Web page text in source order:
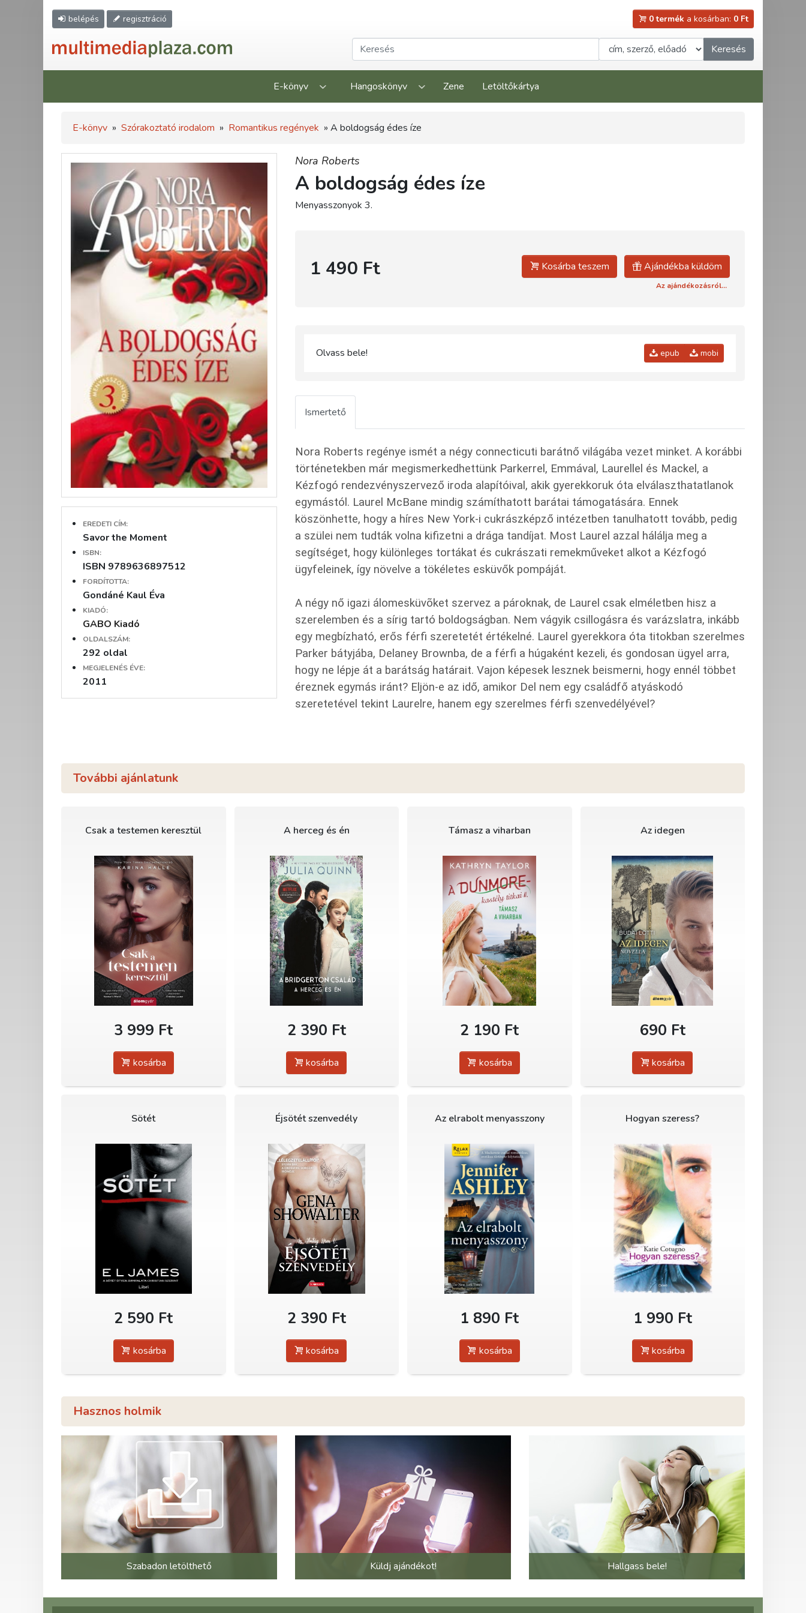
belépés regisztráció 0 termék a kosárban: 0 Ft
Keresés
E-könyv Hangoskönyv Zene Letöltőkártya
E-könyv » Szórakoztató irodalom » Romantikus regények » A boldogság édes íze
EREDETI CÍM:
Savor the Moment
ISBN:
ISBN 9789636897512
FORDÍTOTTA:
Gondáné Kaul Éva
KIADÓ:
GABO Kiadó
OLDALSZÁM:
292 oldal
MEGJELENÉS ÉVE:
2011
Nora Roberts
A boldogság édes íze
Menyasszonyok 3.
1 490 Ft Kosárba teszem Ajándékba küldöm
Az ajándékozásról...
Olvass bele! epub mobi
Ismertető
Nora Roberts regénye ismét a négy connecticuti barátnő világába vezet minket. A korábbi
történetekben már megismerkedhettünk Parkerrel, Emmával, Laurellel és Mackel, a
Kézfogó rendezvényszervező iroda alapítóival, akik gyerekkoruk óta elválaszthatatlanok
egymástól. Laurel McBane mindig számíthatott barátai támogatására. Ennek
köszönhette, hogy a híres New York-i cukrászképző intézetben tanulhatott tovább, pedig
a szülei nem tudták volna kifizetni a drága tandíjat. Most Laurel azzal hálálja meg a
segítséget, hogy különleges tortákat és cukrászati remekműveket alkot a Kézfogó
ügyfeleinek, így növelve a tökéletes esküvők pompáját.
A négy nő igazi álomesküvõket szervez a pároknak, de Laurel csak elméletben hisz a
szerelemben és a sírig tartó boldogságban. Nem vágyik csillogásra és varázslatra, inkább
egy megbízható, erős férfi szeretetét értékelné. Laurel gyerekkora óta titokban szerelmes
Parker bátyjába, Delaney Brownba, de a férfi a húgaként kezeli, és gondosan ügyel arra,
hogy ne lépje át a barátság határait. Vajon képesek lesznek beismerni, hogy ennél többet
éreznek egymás iránt? Eljön-e az idő, amikor Del nem egy családfő atyáskodó
szeretetével tekint Laurelre, hanem egy szerelmes férfi szenvedélyével?
További ajánlatunk
Csak a testemen keresztül
3 999 Ft
kosárba
A herceg és én
2 390 Ft
kosárba
Támasz a viharban
2 190 Ft
kosárba
Az idegen
690 Ft
kosárba
Sötét
2 590 Ft
kosárba
Éjsötét szenvedély
2 390 Ft
kosárba
Az elrabolt menyasszony
1 890 Ft
kosárba
Hogyan szeress?
1 990 Ft
kosárba
Hasznos holmik
Szabadon letölthető Küldj ajándékot! Hallgass bele!